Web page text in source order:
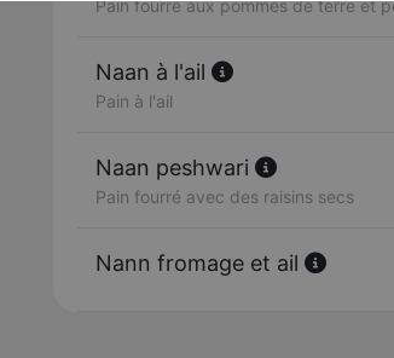
Pain fourré aux pommes de terre et
Naan à l'ail
Pain à l'ail
Naan peshwari
Pain fourré avec des raisins secs
Nann fromage et ail